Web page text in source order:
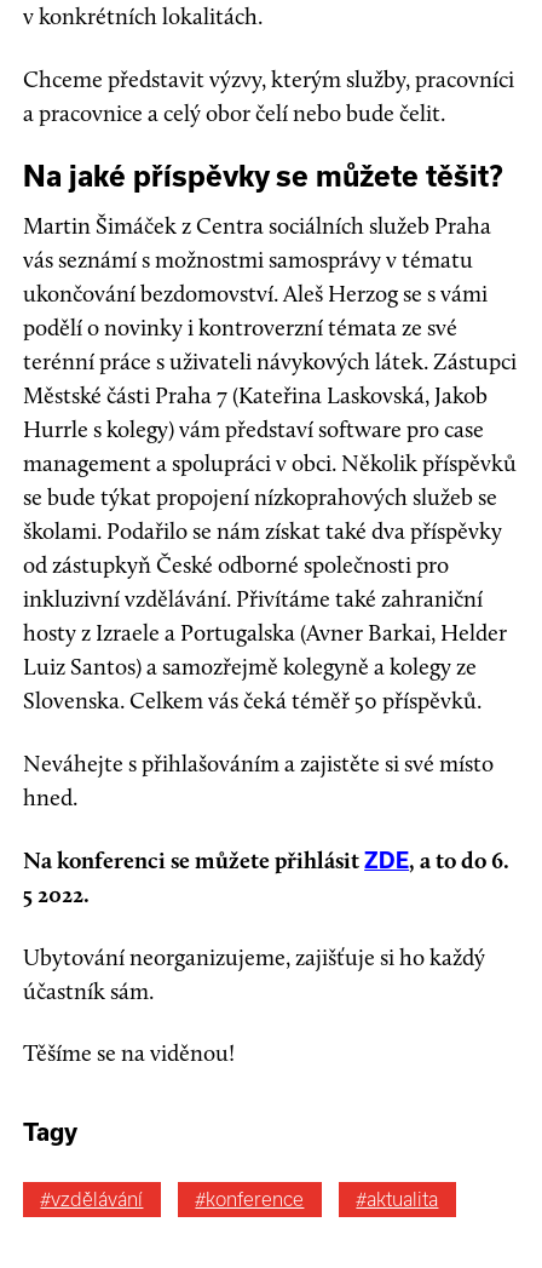
v konkrétních lokalitách.
Chceme představit výzvy, kterým služby, pracovníci
a pracovnice a celý obor čelí nebo bude čelit.
Na jaké příspěvky se můžete těšit?
Martin Šimáček z Centra sociálních služeb Praha
vás seznámí s možnostmi samosprávy v tématu
ukončování bezdomovství. Aleš Herzog se s vámi
podělí o novinky i kontroverzní témata ze své
terénní práce s uživateli návykových látek. Zástupci
Městské části Praha 7 (Kateřina Laskovská, Jakob
Hurrle s kolegy) vám představí software pro case
management a spolupráci v obci. Několik příspěvků
se bude týkat propojení nízkoprahových služeb se
školami. Podařilo se nám získat také dva příspěvky
od zástupkyň České odborné společnosti pro
inkluzivní vzdělávání. Přivítáme také zahraniční
hosty z Izraele a Portugalska (Avner Barkai, Helder
Luiz Santos) a samozřejmě kolegyně a kolegy ze
Slovenska. Celkem vás čeká téměř 50 příspěvků.
Neváhejte s přihlašováním a zajistěte si své místo
hned.
Na konferenci se můžete přihlásitZDE, a to do 6.
5 2022.
Ubytování neorganizujeme, zajišťuje si ho každý
účastník sám.
Těšíme se na viděnou!
Tagy
#vzdělávání #konference #aktualita